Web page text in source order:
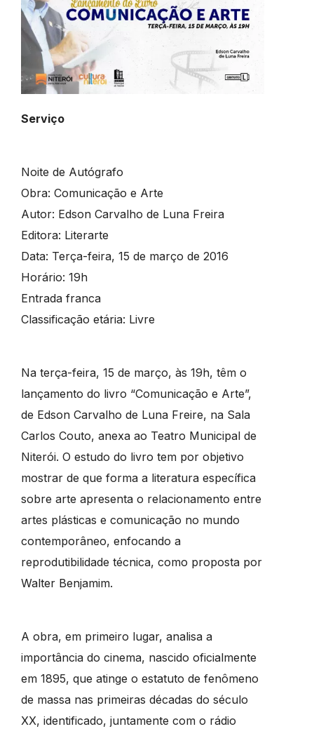
Serviço
Noite de Autógrafo
Obra: Comunicação e Arte
Autor: Edson Carvalho de Luna Freira
Editora: Literarte
Data: Terça-feira, 15 de março de 2016
Horário: 19h
Entrada franca
Classificação etária: Livre
Na terça-feira, 15 de março, às 19h, têm o
lançamento do livro “Comunicação e Arte”,
de Edson Carvalho de Luna Freire, na Sala
Carlos Couto, anexa ao Teatro Municipal de
Niterói. O estudo do livro tem por objetivo
mostrar de que forma a literatura específica
sobre arte apresenta o relacionamento entre
artes plásticas e comunicação no mundo
contemporâneo, enfocando a
reprodutibilidade técnica, como proposta por
Walter Benjamim.
A obra, em primeiro lugar, analisa a
importância do cinema, nascido oficialmente
em 1895, que atinge o estatuto de fenômeno
de massa nas primeiras décadas do século
XX, identificado, juntamente com o rádio